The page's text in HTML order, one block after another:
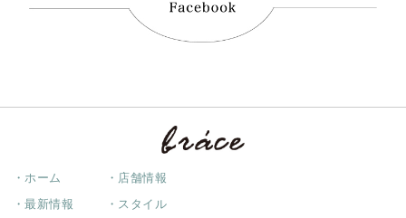
・ホーム ・店舗情報
・最新情報 ・スタイル